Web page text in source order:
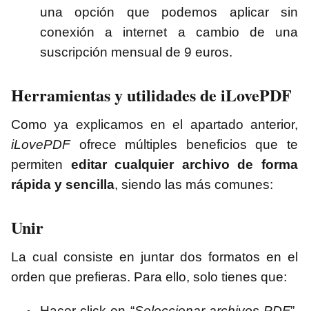
una opción que podemos aplicar sin
conexión a internet a cambio de una
suscripción mensual de 9 euros.
Herramientas y utilidades de iLovePDF
Como ya explicamos en el apartado anterior,
iLovePDFofrece múltiples beneficios que te
permiten editar cualquier archivo de forma
rápida y sencilla, siendo las más comunes:
Unir
La cual consiste en juntar dos formatos en el
orden que prefieras. Para ello, solo tienes que: